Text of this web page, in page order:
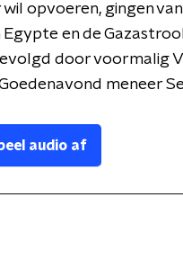
opvoeren, gingen
Egypte en de
door voormalig
meneer
audio af